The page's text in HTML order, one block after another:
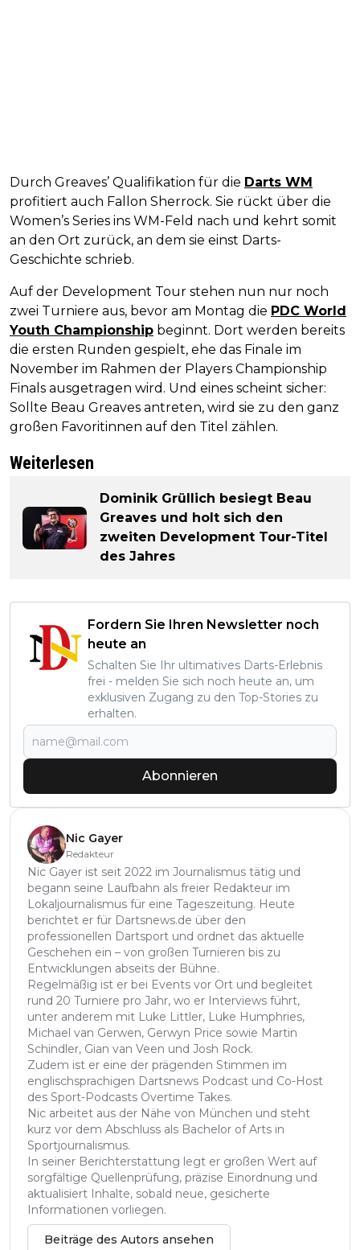
Durch Greaves’ Qualifikation für die Darts WM
profitiert auch Fallon Sherrock. Sie rückt über die
Women’s Series ins WM-Feld nach und kehrt somit
an den Ort zurück, an dem sie einst Darts-
Geschichte schrieb.
Auf der Development Tour stehen nun nur noch
zwei Turniere aus, bevor am Montag die PDC World
Youth Championship beginnt. Dort werden bereits
die ersten Runden gespielt, ehe das Finale im
November im Rahmen der Players Championship
Finals ausgetragen wird. Und eines scheint sicher:
Sollte Beau Greaves antreten, wird sie zu den ganz
großen Favoritinnen auf den Titel zählen.
Weiterlesen
Dominik Grüllich besiegt Beau
Greaves und holt sich den
zweiten Development Tour-Titel
des Jahres
Fordern Sie Ihren Newsletter noch
heute an
Schalten Sie Ihr ultimatives Darts-Erlebnis
frei - melden Sie sich noch heute an, um
exklusiven Zugang zu den Top-Stories zu
erhalten.
Abonnieren
Nic Gayer
Redakteur
Nic Gayer ist seit 2022 im Journalismus tätig und
begann seine Laufbahn als freier Redakteur im
Lokaljournalismus für eine Tageszeitung. Heute
berichtet er für Dartsnews.de über den
professionellen Dartsport und ordnet das aktuelle
Geschehen ein – von großen Turnieren bis zu
Entwicklungen abseits der Bühne.
Regelmäßig ist er bei Events vor Ort und begleitet
rund 20 Turniere pro Jahr, wo er Interviews führt,
unter anderem mit Luke Littler, Luke Humphries,
Michael van Gerwen, Gerwyn Price sowie Martin
Schindler, Gian van Veen und Josh Rock.
Zudem ist er eine der prägenden Stimmen im
englischsprachigen Dartsnews Podcast und Co-Host
des Sport-Podcasts Overtime Takes.
Nic arbeitet aus der Nähe von München und steht
kurz vor dem Abschluss als Bachelor of Arts in
Sportjournalismus.
In seiner Berichterstattung legt er großen Wert auf
sorgfältige Quellenprüfung, präzise Einordnung und
aktualisiert Inhalte, sobald neue, gesicherte
Informationen vorliegen.
Beiträge des Autors ansehen